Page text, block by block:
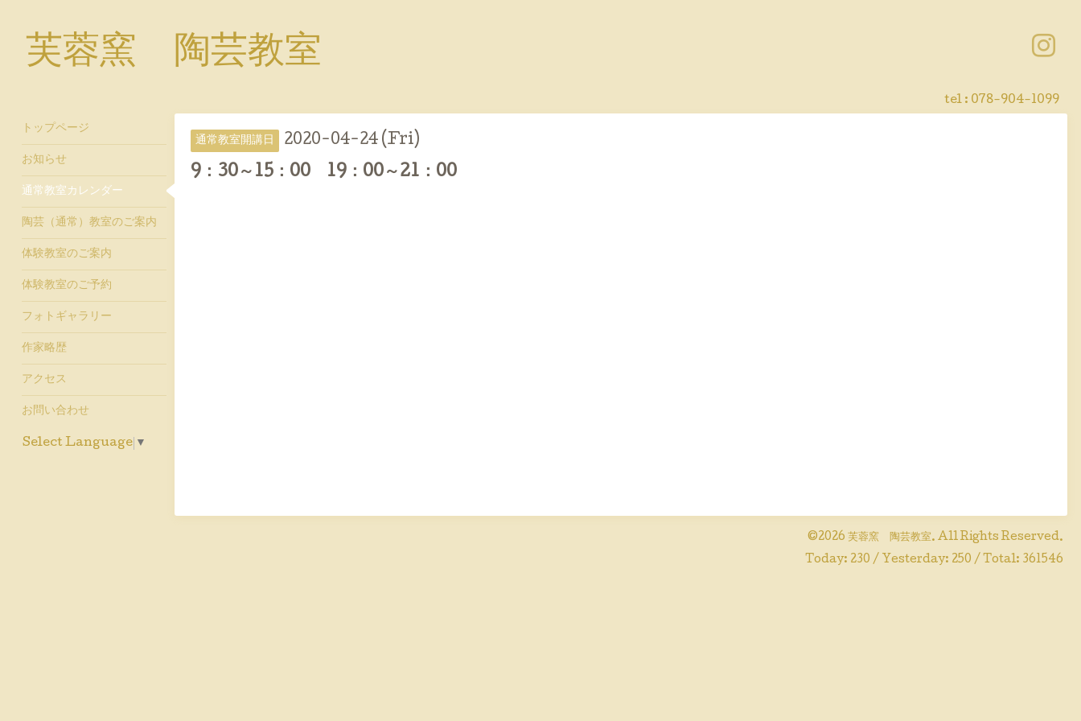
芙蓉窯 陶芸教室
tel : 078-904-1099
通常教室開講日 2020-04-24 (Fri)
9：30～15：00 19：00～21：00
©2026 芙蓉窯 陶芸教室. All Rights Reserved.
Today: 230 / Yesterday: 250 / Total: 361546
トップページ
お知らせ
通常教室カレンダー
陶芸（通常）教室のご案内
体験教室のご案内
体験教室のご予約
フォトギャラリー
作家略歴
アクセス
お問い合わせ
Select Language ▼